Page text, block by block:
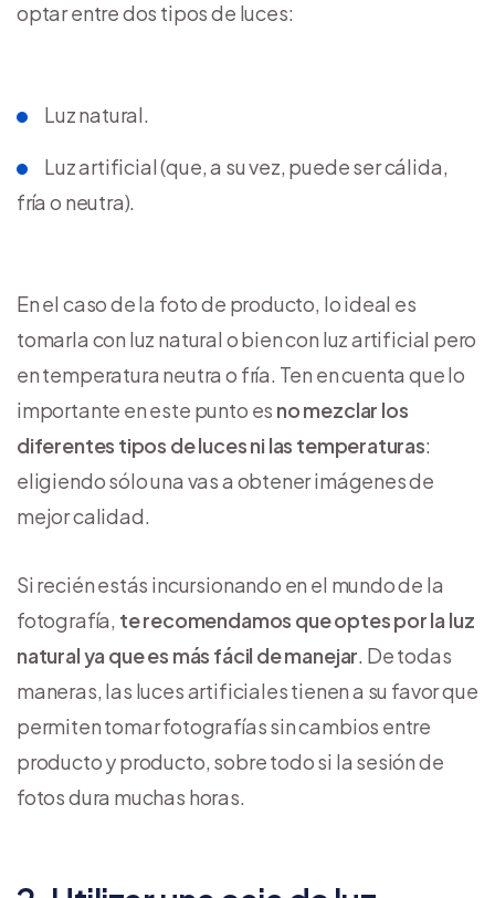
optar entre dos tipos de luces:
Luz natural.
Luz artificial (que, a su vez, puede ser cálida,
fría o neutra).
En el caso de la foto de producto, lo ideal es
tomarla con luz natural o bien con luz artificial pero
en temperatura neutra o fría. Ten en cuenta que lo
importante en este punto es no mezclar los
diferentes tipos de luces ni las temperaturas:
eligiendo sólo una vas a obtener imágenes de
mejor calidad.
Si recién estás incursionando en el mundo de la
fotografía, te recomendamos que optes por la luz
natural ya que es más fácil de manejar. De todas
maneras, las luces artificiales tienen a su favor que
permiten tomar fotografías sin cambios entre
producto y producto, sobre todo si la sesión de
fotos dura muchas horas.